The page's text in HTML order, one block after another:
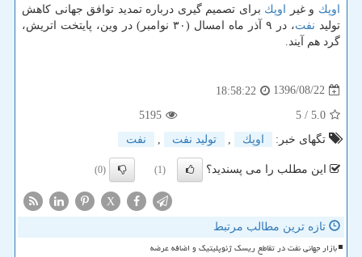
اوپك و غیر اوپك برای تصمیم گیری درباره تمدید توافق جهانی كاهش
تولید نفت
، در ۹ آذر ماه امسال (۳۰ نوامبر) در وین، پایتخت اتریش،
گرد هم آیند.
1396/08/22
18:58:22
5.0
/ 5
5195
تگهای خبر:
اوپك تولید نفت نفت
این مطلب را می پسندید؟ (1)
(0)
X
تازه ترین مطالب مرتبط
بازار جهانی نفت در تقاطع ریسک ژئوپلیتیک و اضافه عرضه